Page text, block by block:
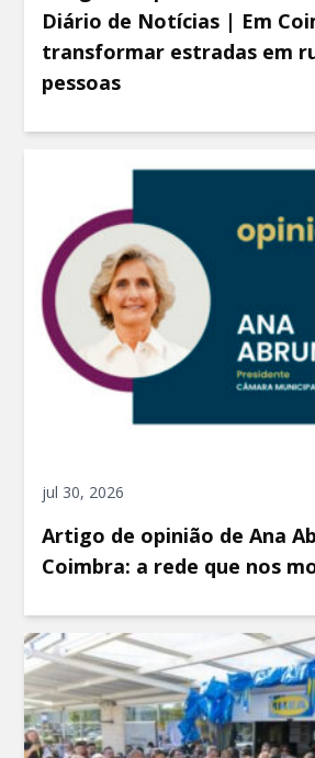
Diário de Notícias | Em
transformar estradas em
pessoas
jul 30, 2026
Artigo de opinião de Ana
Coimbra: a rede que nos